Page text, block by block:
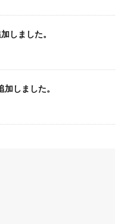
しました。
しました。